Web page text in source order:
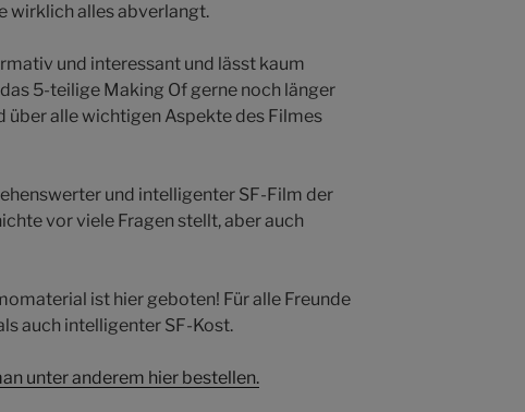
wirklich alles abverlangt.
und interessant und lässt kaum
5-teilige Making Of gerne noch länger
über alle wichtigen Aspekte des Filmes
und intelligenter SF-Film der
vor viele Fragen stellt, aber auch
ist hier geboten! Für alle Freunde
auch intelligenter SF-Kost.
unter anderem hier bestellen.